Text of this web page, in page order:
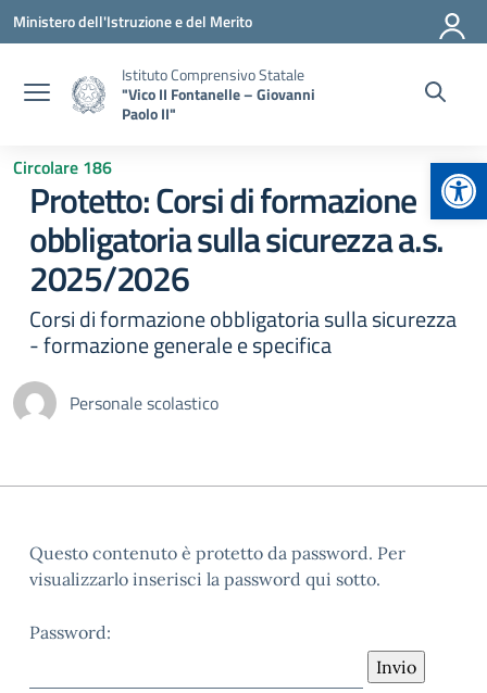
Vai ai contenuti
Vai al menu di navigazione
Vai al footer
Ministero dell'Istruzione e del Merito
Istituto Comprensivo Statale
"Vico II Fontanelle – Giovanni
Paolo II"
Circolare 186
Protetto: Corsi di formazione
obbligatoria sulla sicurezza a.s.
2025/2026
Corsi di formazione obbligatoria sulla sicurezza
- formazione generale e specifica
Personale scolastico
Questo contenuto è protetto da password. Per
visualizzarlo inserisci la password qui sotto.
Password: